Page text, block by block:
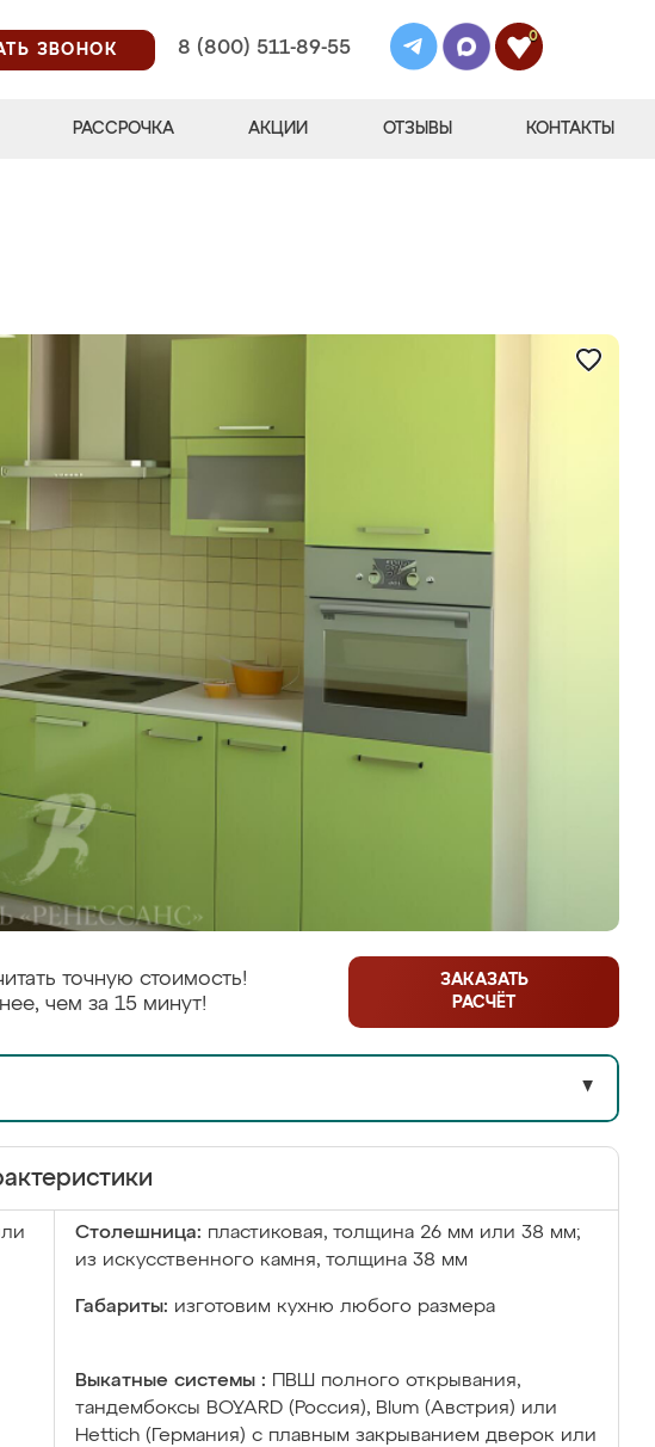
ЗВОНОК
8 (800) 511-89-55
0
РАССРОЧКА АКЦИИ ОТЗЫВЫ КОНТАКТЫ
точную стоимость!
чем за 15 минут!
ЗАКАЗАТЬ
РАСЧЁТ
▼
Столешница: пластиковая, толщина 26 мм или 38 мм;
из искусственного камня, толщина 38 мм
Габариты: изготовим кухню любого размера
Выкатные системы :
ПВШ полного открывания,
тандембоксы BOYARD (Россия), Blum (Австрия) или
Hettich (Германия) с плавным закрыванием дверок или